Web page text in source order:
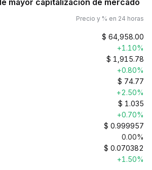
mayor capitalización de mercado
Precio y % en 24 horas
$ 64,958.00
+1.10%
$ 1,915.78
+0.80%
$ 74.77
+2.50%
$ 1.035
+0.70%
$ 0.999957
0.00%
$ 0.070382
+1.50%